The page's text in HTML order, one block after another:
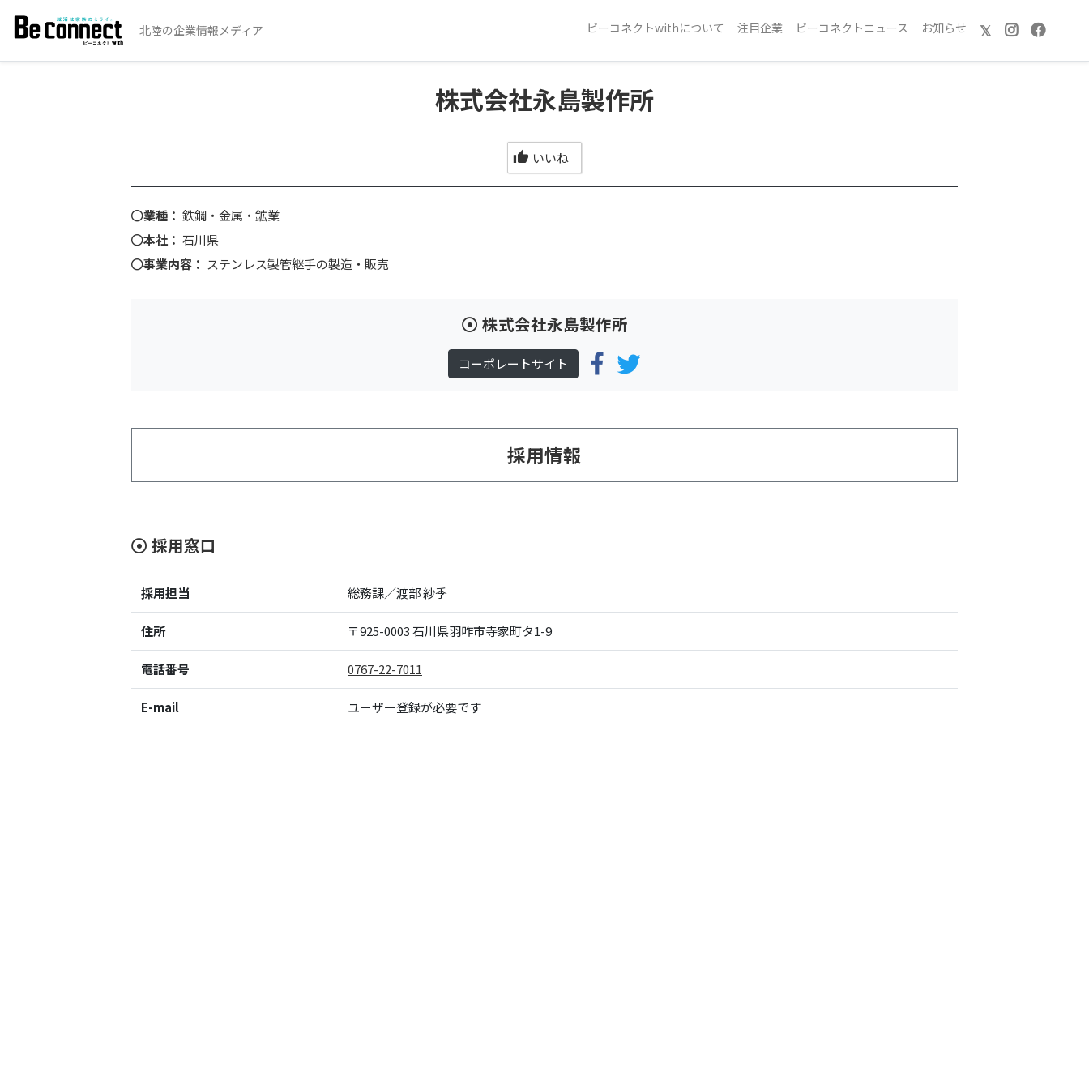
北陸の企業情報メディア ビーコネクトwithについて 注目企業 ビーコネクトニュース お知らせ 𝕏
株式会社永島製作所
いいね
業種： 鉄鋼・金属・鉱業
本社： 石川県
事業内容： ステンレス製管継手の製造・販売
株式会社永島製作所
コーポレートサイト
採用情報
採用窓口
採用担当 総務課／渡部 紗季
住所 〒925-0003石川県羽咋市寺家町タ1-9
電話番号 0767-22-7011
E-mail ユーザー登録が必要です